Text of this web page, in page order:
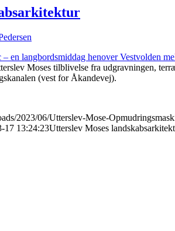
en langbordsmiddag henover Vestvolden
Moses tilblivelse fra udgravningen,
(vest for Åkandevej).
2023/06/Utterslev-Mose-
17 13:24:23Utterslev Moses